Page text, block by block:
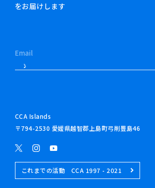
をお届けします
CCA Islands
〒794-2530 愛媛県越智郡上島町弓削豊島46
これまでの活動 CCA 1997 - 2021